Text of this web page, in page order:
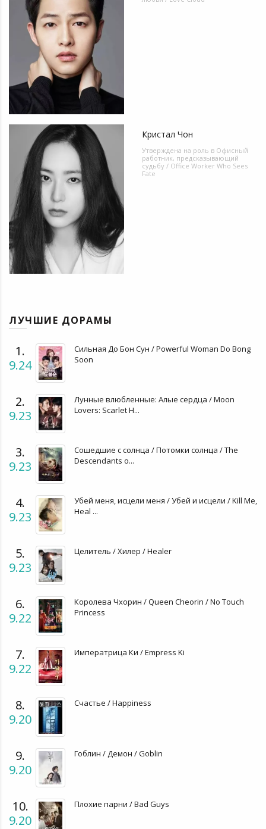
Кристал Чон
Утверждена на роль в Офисный
работник, предсказывающий
судьбу / Office Worker Who Sees
Fate
ЛУЧШИЕ ДОРАМЫ
1.
9.24
Сильная До Бон Сун / Powerful Woman Do Bong
Soon
2.
9.23
Лунные влюбленные: Алые сердца / Moon
Lovers: Scarlet H...
3.
9.23
Сошедшие с солнца / Потомки солнца / The
Descendants o...
4.
9.23
Убей меня, исцели меня / Убей и исцели / Kill Me,
Heal ...
5.
9.23
Целитель / Хилер / Healer
6.
9.22
Королева Чхорин / Queen Cheorin / No Touch
Princess
7.
9.22
Императрица Ки / Empress Ki
8.
9.20
Счастье / Happiness
9.
9.20
Гоблин / Демон / Goblin
10.
9.20
Плохие парни / Bad Guys